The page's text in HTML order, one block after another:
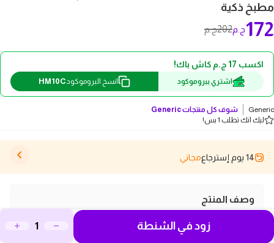
مطبخ ذكية
202ج.م 172ج.م
اكسب 17 ج.م كاش باك!
اشتري ببروموكود انسخ البروموكود HM10C
Generic شوف كل منتجاتGeneric
ليك انك تطلب 1 بس!
14 يوم إسترجاع مجاني
وصف المنتج
اكتشف مقشرة الخضراوات الفاخرة من الفولاذ المقاوم للصدأ،
الأداة المثالية لكل محبي الطهي الذين يسعون لتحقيق أقصى
زود في الشنطة